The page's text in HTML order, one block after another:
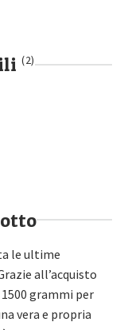
(2)
le ultime
all’acquisto
grammi per
vera e propria